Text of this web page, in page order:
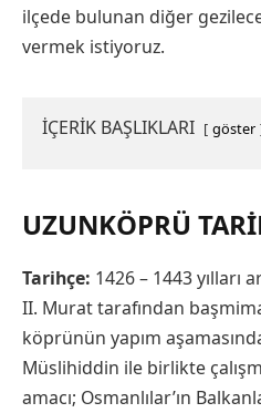
ilçede bulunan diğer
vermek istiyoruz.
İÇERİK BAŞLIKLARI göster
UZUNKÖPRÜ
Tarihçe: 1426 – 1443 yılları
II. Murat tarafından
köprünün yapım
Müslihiddin ile birlikte
amacı; Osmanlılar’ın